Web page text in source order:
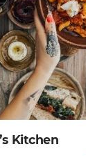
Kitchen